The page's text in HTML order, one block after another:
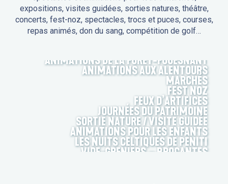
expositions, visites guidées, sorties natures, théâtre,
concerts, fest-noz, spectacles, trocs et puces, courses,
repas animés, don du sang, compétition de golf…
ANIMATIONS DE LA FORÊT-FOUESNANT
ANIMATIONS AUX ALENTOURS
MARCHÉS
FEST NOZ
FEUX D’ARTIFICES
JOURNÉES DU PATRIMOINE
SORTIE NATURE / VISITE GUIDÉE
ANIMATIONS POUR LES ENFANTS
LES NUITS CELTIQUES DE PENITI
VIDE-GRENIERS – BROCANTES